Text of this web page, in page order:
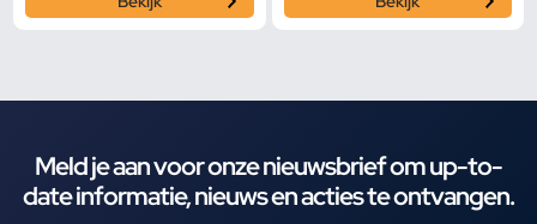
Meld je aan voor onze nieuwsbrief om up-to-
date informatie, nieuws en acties te ontvangen.